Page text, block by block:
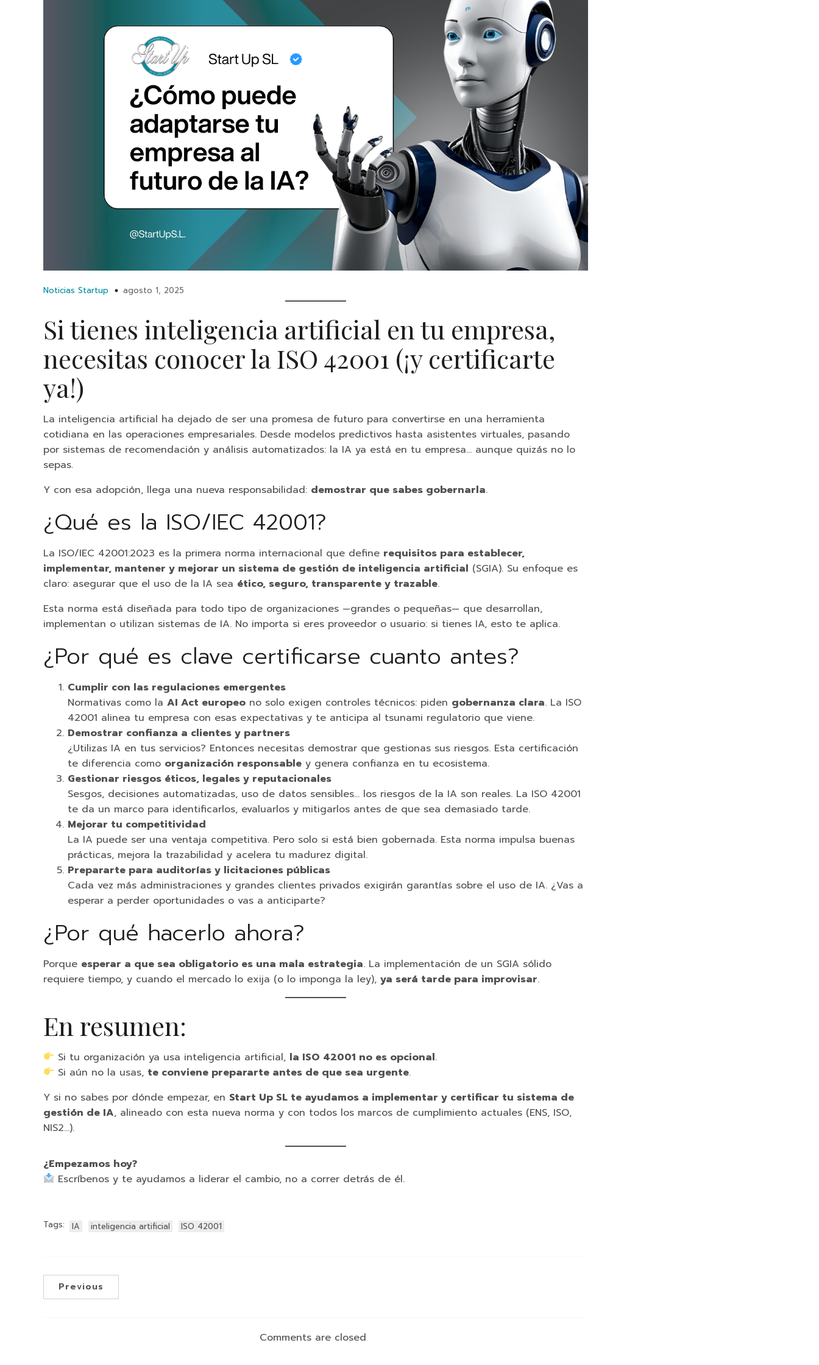
Noticias Startup agosto 1, 2025
Si tienes inteligencia artificial en tu empresa,
necesitas conocer la ISO 42001 (¡y certificarte
ya!)
La inteligencia artificial ha dejado de ser una promesa de futuro para convertirse en una herramienta
cotidiana en las operaciones empresariales. Desde modelos predictivos hasta asistentes virtuales, pasando
por sistemas de recomendación y análisis automatizados: la IA ya está en tu empresa… aunque quizás no lo
sepas.
Y con esa adopción, llega una nueva responsabilidad: demostrar que sabes gobernarla.
¿Qué es la ISO/IEC 42001?
La ISO/IEC 42001:2023 es la primera norma internacional que define requisitos para establecer,
implementar, mantener y mejorar un sistema de gestión de inteligencia artificial (SGIA). Su enfoque es
claro: asegurar que el uso de la IA sea ético, seguro, transparente y trazable.
Esta norma está diseñada para todo tipo de organizaciones —grandes o pequeñas— que desarrollan,
implementan o utilizan sistemas de IA. No importa si eres proveedor o usuario: si tienes IA, esto te aplica.
¿Por qué es clave certificarse cuanto antes?
Cumplir con las regulaciones emergentes
Normativas como la AI Act europeo no solo exigen controles técnicos: piden gobernanza clara. La ISO
42001 alinea tu empresa con esas expectativas y te anticipa al tsunami regulatorio que viene.
Demostrar confianza a clientes y partners
¿Utilizas IA en tus servicios? Entonces necesitas demostrar que gestionas sus riesgos. Esta certificación
te diferencia como organización responsable y genera confianza en tu ecosistema.
Gestionar riesgos éticos, legales y reputacionales
Sesgos, decisiones automatizadas, uso de datos sensibles… los riesgos de la IA son reales. La ISO 42001
te da un marco para identificarlos, evaluarlos y mitigarlos antes de que sea demasiado tarde.
Mejorar tu competitividad
La IA puede ser una ventaja competitiva. Pero solo si está bien gobernada. Esta norma impulsa buenas
prácticas, mejora la trazabilidad y acelera tu madurez digital.
Prepararte para auditorías y licitaciones públicas
Cada vez más administraciones y grandes clientes privados exigirán garantías sobre el uso de IA. ¿Vas a
esperar a perder oportunidades o vas a anticiparte?
¿Por qué hacerlo ahora?
Porque esperar a que sea obligatorio es una mala estrategia. La implementación de un SGIA sólido
requiere tiempo, y cuando el mercado lo exija (o lo imponga la ley), ya será tarde para improvisar.
En resumen:
Si tu organización ya usa inteligencia artificial, la ISO 42001 no es opcional.
Si aún no la usas, te conviene prepararte antes de que sea urgente.
Y si no sabes por dónde empezar, en Start Up SL te ayudamos a implementar y certificar tu sistema de
gestión de IA, alineado con esta nueva norma y con todos los marcos de cumplimiento actuales (ENS, ISO,
NIS2…).
¿Empezamos hoy?
Escríbenos y te ayudamos a liderar el cambio, no a correr detrás de él.
Tags: IA inteligencia artificial ISO 42001
Previous
Comments are closed